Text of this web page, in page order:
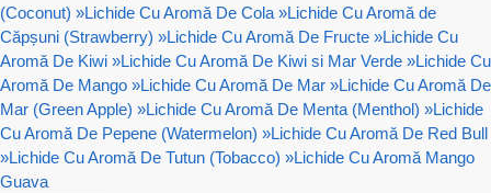
(Coconut) »Lichide Cu Aromă De Cola »Lichide Cu Aromă de
Căpșuni (Strawberry) »Lichide Cu Aromă De Fructe »Lichide Cu
Aromă De Kiwi »Lichide Cu Aromă De Kiwi si Mar Verde »Lichide Cu
Aromă De Mango »Lichide Cu Aromă De Mar »Lichide Cu Aromă De
Mar (Green Apple) »Lichide Cu Aromă De Menta (Menthol) »Lichide
Cu Aromă De Pepene (Watermelon) »Lichide Cu Aromă De Red Bull
»Lichide Cu Aromă De Tutun (Tobacco) »Lichide Cu Aromă Mango
Guava